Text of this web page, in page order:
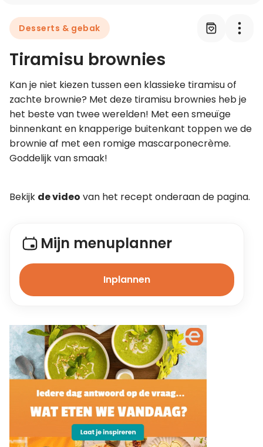
Leer koken als een chef
Kooktips & blogs
Desserts & gebak
Tiramisu brownies
Kan je niet kiezen tussen een klassieke tiramisu of
zachte brownie? Met deze tiramisu brownies heb je
het beste van twee werelden! Met een smeuïge
binnenkant en knapperige buitenkant toppen we de
brownie af met een romige mascarponecrème.
Goddelijk van smaak!
Bekijk de video van het recept onderaan de pagina.
Mijn menuplanner
Inplannen